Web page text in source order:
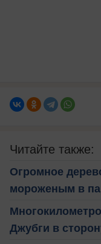
Читайте также:
Огромное
мороженым в
Джубги в